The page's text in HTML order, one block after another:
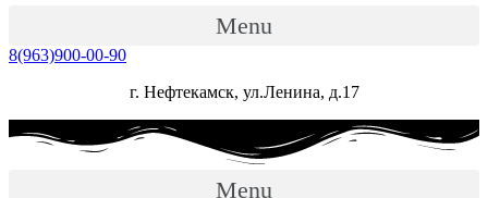
Menu
8(963)900-00-90
г. Нефтекамск, ул.Ленина, д.17
Menu